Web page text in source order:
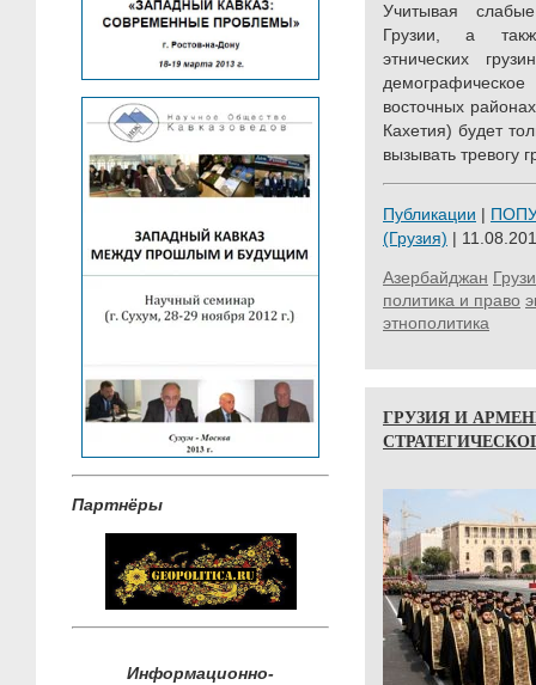
Партнёры
Информационно-
Учитывая
Грузии, а
этнических
восточных
Кахетия) будет
вызывать тревогу
Публикации |
(Грузия) |
Азербайджан
политика и право
этнополитика
ГРУЗИЯ И